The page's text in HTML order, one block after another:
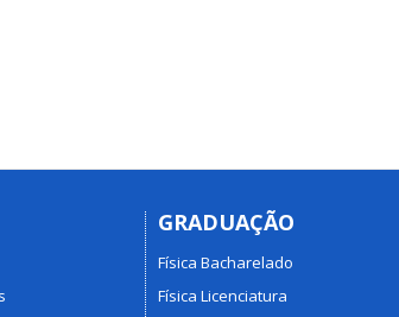
GRADUAÇÃO
Física Bacharelado
Física Licenciatura